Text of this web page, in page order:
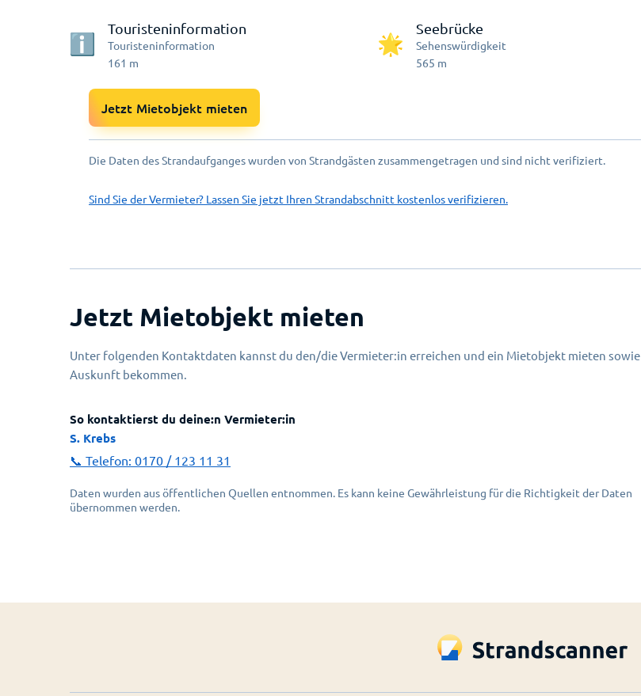
Touristeninformation
Touristeninformation
161 m
Seebrücke
Sehenswürdigkeit
565 m
Jetzt Mietobjekt mieten
Die Daten des Strandaufganges wurden von Strandgästen zusammengetragen und sind nicht verifiziert.
Sind Sie der Vermieter? Lassen Sie jetzt Ihren Strandabschnitt kostenlos verifizieren.
Jetzt Mietobjekt mieten
Unter folgenden Kontaktdaten kannst du den/die Vermieter:in erreichen und ein Mietobjekt mieten sowie
Auskunft bekommen.
So kontaktierst du deine:n Vermieter:in
S. Krebs
📞 Telefon: 0170 / 123 11 31
Daten wurden aus öffentlichen Quellen entnommen. Es kann keine Gewährleistung für die Richtigkeit der Daten
übernommen werden.